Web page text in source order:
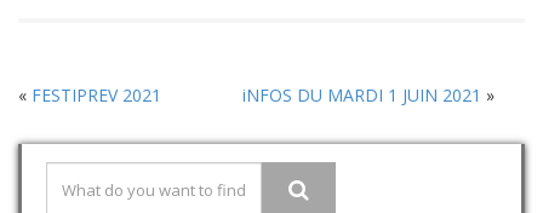
« FESTIPREV 2021 iNFOS DU MARDI 1 JUIN 2021 »